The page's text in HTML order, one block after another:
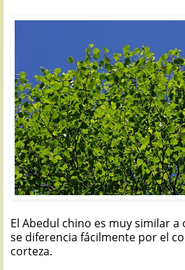
El Abedul chino es muy similar
se diferencia fácilmente por el
corteza.